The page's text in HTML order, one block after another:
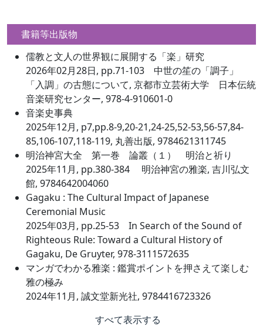
書籍等出版物
儒教と文人の世界観に展開する「楽」研究
2026年02月28日, pp.71-103 中世の笙の「調子」
「入調」の古態について, 京都市立芸術大学 日本伝統
音楽研究センター, 978-4-910601-0
音楽史事典
2025年12月, p7,pp.8-9,20-21,24-25,52-53,56-57,84-
85,106-107,118-119, 丸善出版, 9784621311745
明治神宮大全 第一巻 論叢（１） 明治と祈り
2025年11月, pp.380-384 明治神宮の雅楽, 吉川弘文
館, 9784642004060
Gagaku : The Cultural Impact of Japanese
Ceremonial Music
2025年03月, pp.25-53 In Search of the Sound of
Righteous Rule: Toward a Cultural History of
Gagaku, De Gruyter, 978-3111572635
マンガでわかる雅楽 : 鑑賞ポイントを押さえて楽しむ
雅の極み
2024年11月, 誠文堂新光社, 9784416723326
すべて表示する